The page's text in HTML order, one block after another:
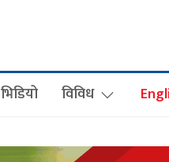
भिडियो विविध